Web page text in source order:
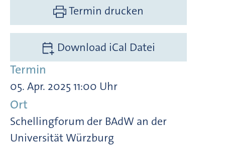
Termin drucken
Download iCal Datei
Termin
05. Apr. 2025 11:00 Uhr
Ort
Schellingforum der BAdW an der
Universität Würzburg